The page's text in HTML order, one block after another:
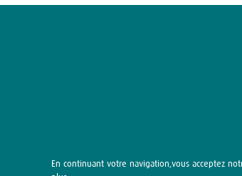
En continuant votre navigation,vous acceptez